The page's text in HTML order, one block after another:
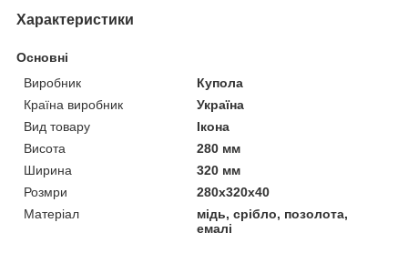
Характеристики
Основні
Виробник
Купола
Країна виробник
Україна
Вид товару
Ікона
Висота
280 мм
Ширина
320 мм
Розмри
280x320x40
Матеріал
мідь, срібло, позолота,
емалі